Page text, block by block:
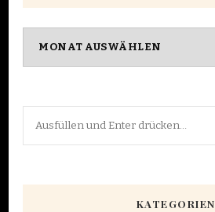
Suchst
etwas?
KATEGORIEN